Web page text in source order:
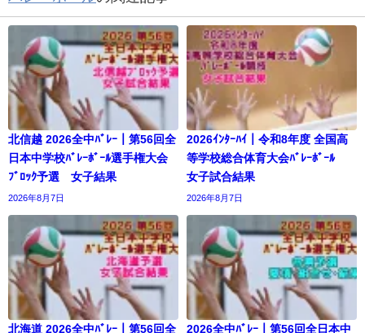
北信越 2026全中ﾊﾞﾚｰ｜第56回全
日本中学校ﾊﾞﾚｰﾎﾞｰﾙ選手権大会
ﾌﾞﾛｯｸ予選 女子結果
2026年8月7日
2026ｲﾝﾀｰﾊｲ｜令和8年度 全国高
等学校総合体育大会ﾊﾞﾚｰﾎﾞｰﾙ
女子試合結果
2026年8月7日
北海道 2026全中ﾊﾞﾚｰ｜第56回全
2026全中ﾊﾞﾚｰ｜第56回全日本中